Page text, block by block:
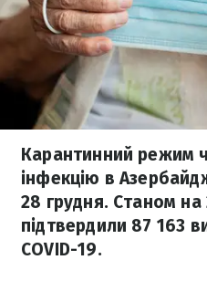
Карантинний режим
інфекцію в
28 грудня. Станом на
підтвердили 87 163
COVID-19.